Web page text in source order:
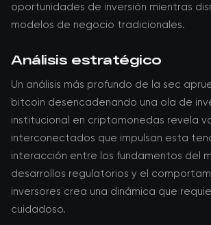
oportunidades de inversión mientras
modelos de negocio tradicionales.
Análisis estratégico
Un análisis más profundo de la sec
bitcoin desencadenando una ola de
institucional en criptomonedas revela
interconectados que impulsan esta
interacción entre los fundamentos del
desarrollos regulatorios y el
inversores crea una dinámica que
cuidadoso.